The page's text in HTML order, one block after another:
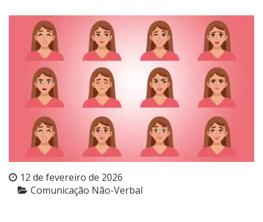
12 de fevereiro de 2026
Comunicação Não-Verbal